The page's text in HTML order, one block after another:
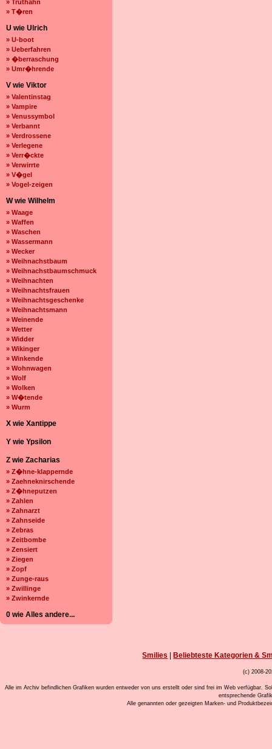
» Truthahn
» T�ren
U wie Ulrich
» U-boot
» Ueberfahren
» �berraschung
» Umr�hrende
V wie Viktor
» Valentinstag
» Vampire
» Venussymbol
» Verbannt
» Verdrossene
» Verlegene
» Verr�ckte
» Verwirrte
» V�gel
» Vogel-zeigen
W wie Wilhelm
» Waage
» Waffen
» Waschen
» Wassermann
» Wecker
» Weihnachstbaum
» Weihnachstbaumschmuck
» Weihnachten
» Weihnachtsfrauen
» Weihnachtsgeschenke
» Weihnachtsmann
» Weinende
» Wetter
» Widder
» Wikinger
» Winkende
» Wohnwagen
» Wolf
» Wolken
» W�tende
» Wurm
X wie Xantippe
Y wie Ypsilon
Z wie Zacharias
» Z�hne-klappernde
» Zaehneknirschende
» Z�hneputzen
» Zahlen
» Zahnarzt
» Zahnseide
» Zebras
» Zeitbombe
» Zensiert
» Ziegen
» Zopf
» Zunge-raus
» Zwillinge
» Zwinkernde
0 wie Alles andere...
Smilies Beliebteste Kategorien &
(c) 2008-
Alle im Archiv befindlichen Grafiken wurden entweder von uns erstellt oder sind frei im Web verfügbar.
entsprechende
Alle genannten oder gezeigten Marken- und